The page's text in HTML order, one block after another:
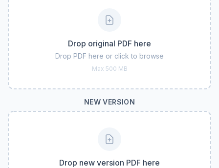
Drop original PDF here
Drop PDF here or click to browse
Max 500 MB
NEW VERSION
Drop new version PDF here